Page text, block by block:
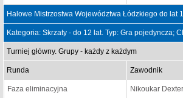
Halowe Mistrzostwa Województwa Łódzkiego do lat
Kategoria: Skrzaty - do 12 lat. Typ: Gra pojedyncza;
Turniej główny. Grupy - każdy z każdym
Runda Zawodnik
Faza eliminacyjna Nikoukar Dexter